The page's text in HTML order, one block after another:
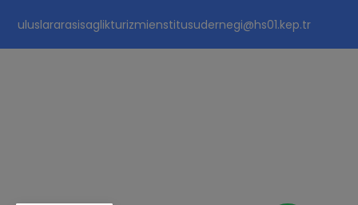
uluslararasisaglikturizmienstitusudernegi@hs01.kep.tr